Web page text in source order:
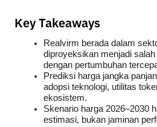
Key Takeaways
Realvirm berada dalam
diproyeksikan menjadi
dengan pertumbuhan
Prediksi harga jangka
adopsi teknologi, utilitas
ekosistem.
Skenario harga 2026–2030
estimasi, bukan jaminan